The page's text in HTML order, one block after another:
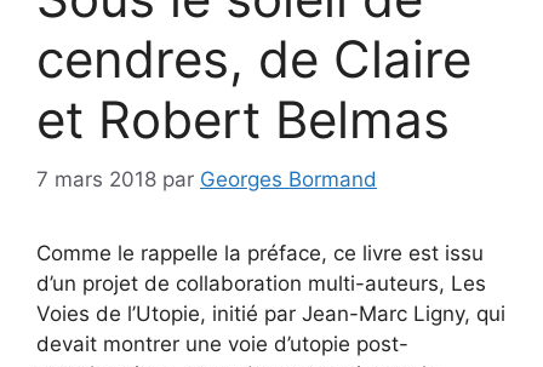
cendres, de Claire
et Robert Belmas
7 mars 2018 par Georges Bormand
Comme le rappelle la préface, ce livre est issu
d’un projet de collaboration multi-auteurs, Les
Voies de l’Utopie, initié par Jean-Marc Ligny, qui
devait montrer une voie d’utopie post-